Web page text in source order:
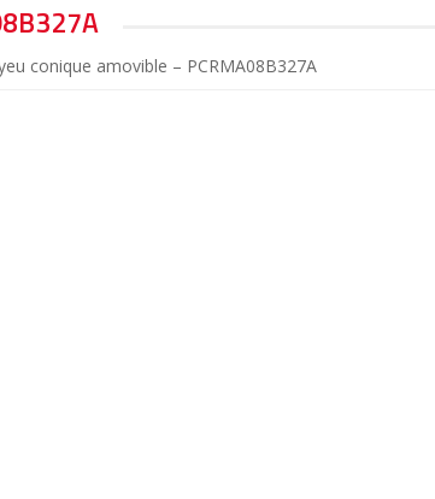
conique amovible – PCRMA08B327A